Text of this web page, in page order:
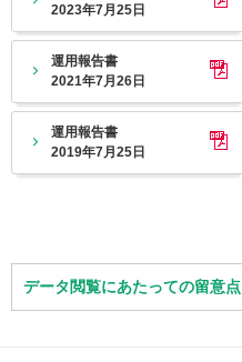
2023年7月25日
運用報告書
2021年7月26日
運用報告書
2019年7月25日
データ閲覧にあたっての留意点